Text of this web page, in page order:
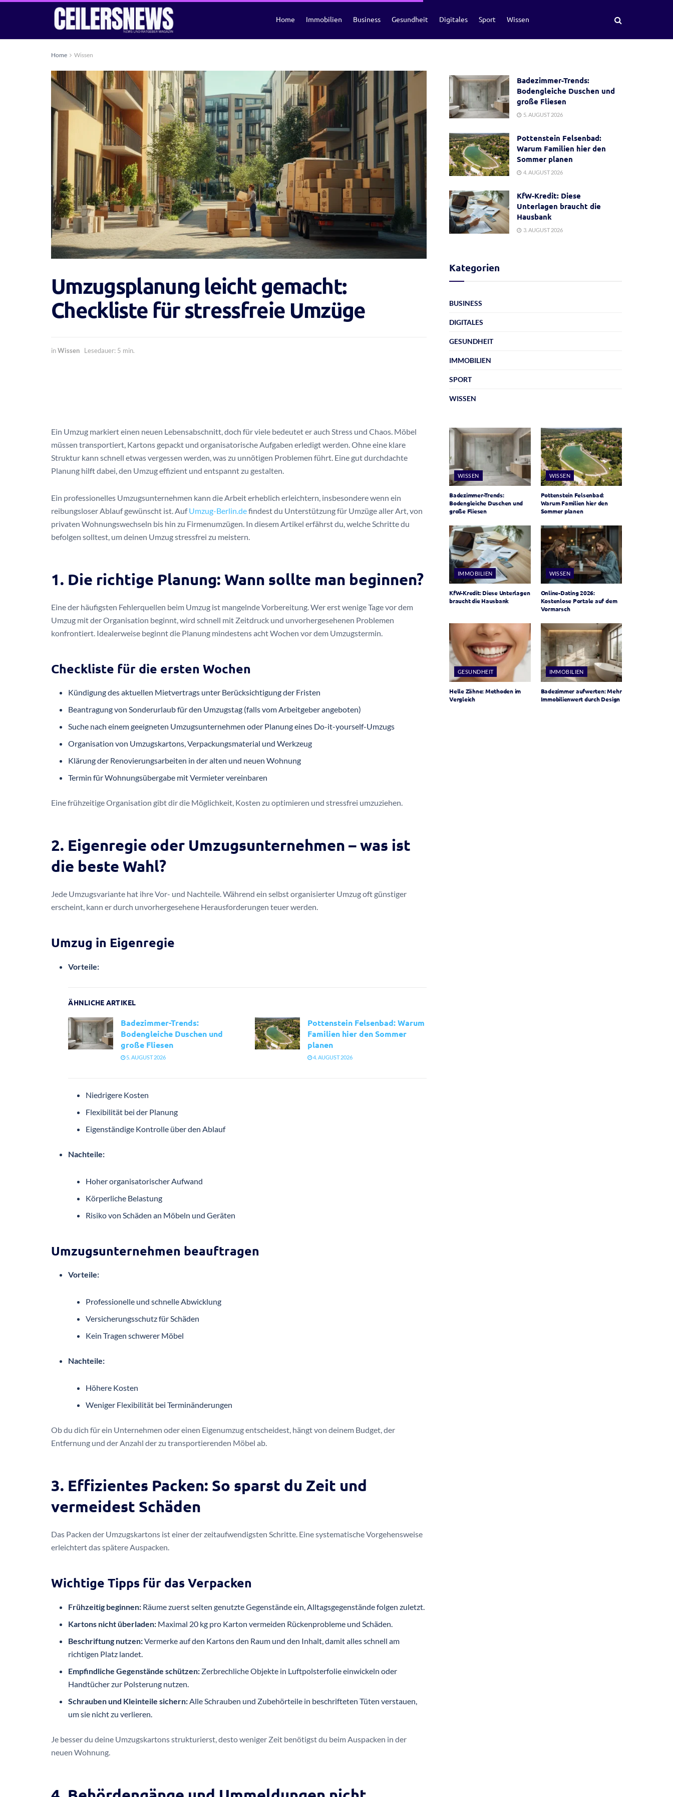
Home Immobilien Business Gesundheit Digitales Sport Wissen
Home Wissen
Umzugsplanung leicht gemacht:
Checkliste für stressfreie Umzüge
inWissen Lesedauer: 5 min.
Ein Umzug markiert einen neuen Lebensabschnitt, doch für viele bedeutet er auch Stress und Chaos. Möbel
müssen transportiert, Kartons gepackt und organisatorische Aufgaben erledigt werden. Ohne eine klare
Struktur kann schnell etwas vergessen werden, was zu unnötigen Problemen führt. Eine gut durchdachte
Planung hilft dabei, den Umzug effizient und entspannt zu gestalten.
Ein professionelles Umzugsunternehmen kann die Arbeit erheblich erleichtern, insbesondere wenn ein
reibungsloser Ablauf gewünscht ist. AufUmzug-Berlin.defindest du Unterstützung für Umzüge aller Art, von
privaten Wohnungswechseln bis hin zu Firmenumzügen. In diesem Artikel erfährst du, welche Schritte du
befolgen solltest, um deinen Umzug stressfrei zu meistern.
1. Die richtige Planung: Wann sollte man beginnen?
Eine der häufigsten Fehlerquellen beim Umzug ist mangelnde Vorbereitung. Wer erst wenige Tage vor dem
Umzug mit der Organisation beginnt, wird schnell mit Zeitdruck und unvorhergesehenen Problemen
konfrontiert. Idealerweise beginnt die Planung mindestens acht Wochen vor dem Umzugstermin.
Checkliste für die ersten Wochen
Kündigung des aktuellen Mietvertrags unter Berücksichtigung der Fristen
Beantragung von Sonderurlaub für den Umzugstag (falls vom Arbeitgeber angeboten)
Suche nach einem geeigneten Umzugsunternehmen oder Planung eines Do-it-yourself-Umzugs
Organisation von Umzugskartons, Verpackungsmaterial und Werkzeug
Klärung der Renovierungsarbeiten in der alten und neuen Wohnung
Termin für Wohnungsübergabe mit Vermieter vereinbaren
Eine frühzeitige Organisation gibt dir die Möglichkeit, Kosten zu optimieren und stressfrei umzuziehen.
2. Eigenregie oder Umzugsunternehmen – was ist
die beste Wahl?
Jede Umzugsvariante hat ihre Vor- und Nachteile. Während ein selbst organisierter Umzug oft günstiger
erscheint, kann er durch unvorhergesehene Herausforderungen teuer werden.
Umzug in Eigenregie
Vorteile:
ÄHNLICHE ARTIKEL
Badezimmer-Trends:
Bodengleiche Duschen und
große Fliesen
5. AUGUST 2026
Pottenstein Felsenbad: Warum
Familien hier den Sommer
planen
4. AUGUST 2026
Niedrigere Kosten
Flexibilität bei der Planung
Eigenständige Kontrolle über den Ablauf
Nachteile:
Hoher organisatorischer Aufwand
Körperliche Belastung
Risiko von Schäden an Möbeln und Geräten
Umzugsunternehmen beauftragen
Vorteile:
Professionelle und schnelle Abwicklung
Versicherungsschutz für Schäden
Kein Tragen schwerer Möbel
Nachteile:
Höhere Kosten
Weniger Flexibilität bei Terminänderungen
Ob du dich für ein Unternehmen oder einen Eigenumzug entscheidest, hängt von deinem Budget, der
Entfernung und der Anzahl der zu transportierenden Möbel ab.
3. Effizientes Packen: So sparst du Zeit und
vermeidest Schäden
Das Packen der Umzugskartons ist einer der zeitaufwendigsten Schritte. Eine systematische Vorgehensweise
erleichtert das spätere Auspacken.
Wichtige Tipps für das Verpacken
Frühzeitig beginnen: Räume zuerst selten genutzte Gegenstände ein, Alltagsgegenstände folgen zuletzt.
Kartons nicht überladen: Maximal 20 kg pro Karton vermeiden Rückenprobleme und Schäden.
Beschriftung nutzen:Vermerke auf den Kartons den Raum und den Inhalt, damit alles schnell am
richtigen Platz landet.
Empfindliche Gegenstände schützen: Zerbrechliche Objekte in Luftpolsterfolie einwickeln oder
Handtücher zur Polsterung nutzen.
Schrauben und Kleinteile sichern: Alle Schrauben und Zubehörteile in beschrifteten Tüten verstauen,
um sie nicht zu verlieren.
Je besser du deine Umzugskartons strukturierst, desto weniger Zeit benötigst du beim Auspacken in der
neuen Wohnung.
Badezimmer-Trends:
Bodengleiche Duschen und
große Fliesen
5. AUGUST 2026
Pottenstein Felsenbad:
Warum Familien hier den
Sommer planen
4. AUGUST 2026
KfW-Kredit: Diese
Unterlagen braucht die
Hausbank
3. AUGUST 2026
Kategorien
BUSINESS
DIGITALES
GESUNDHEIT
IMMOBILIEN
SPORT
WISSEN
WISSEN
Badezimmer-Trends:
Bodengleiche Duschen und
große Fliesen
WISSEN
Pottenstein Felsenbad:
Warum Familien hier den
Sommer planen
IMMOBILIEN
KfW-Kredit: Diese Unterlagen
braucht die Hausbank
WISSEN
Online-Dating 2026:
Kostenlose Portale auf dem
Vormarsch
GESUNDHEIT
Helle Zähne: Methoden im
Vergleich
IMMOBILIEN
Badezimmer aufwerten: Mehr
Immobilienwert durch Design